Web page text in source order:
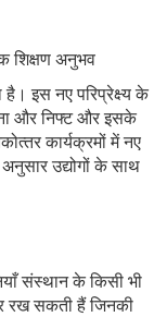
शिक्षण अनुभव
है। इस नए परिप्रेक्ष्य के
और निफ्ट और इसके
कार्यक्रमों में नए
उद्योगों के साथ
संस्थान के किसी भी
रख सकती हैं जिनकी